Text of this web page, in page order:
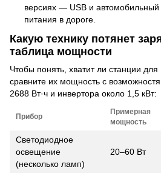
версиях — USB и автомобильный
питания в дороге.
Какую технику потянет
таблица мощности
Чтобы понять, хватит ли станции
сравните их мощность с
2688 Вт·ч и инвертора около 1,5 кВт:
Прибор
Примерная
мощность
Светодиодное
освещение
(несколько ламп)
20–60 Вт